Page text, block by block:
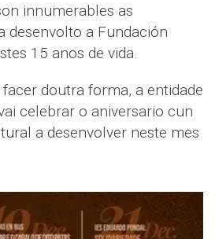
innumerables as
desenvolto a Fundación
15 anos de vida.
doutra forma, a entidade
celebrar o aniversario cun
a desenvolver neste mes